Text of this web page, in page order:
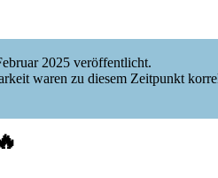
2025 veröffentlicht.
waren zu diesem Zeitpunkt